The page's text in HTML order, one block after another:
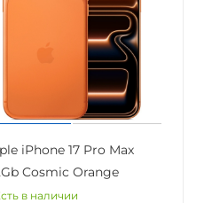
iPhone 17 Pro Max
Cosmic Orange
в наличии